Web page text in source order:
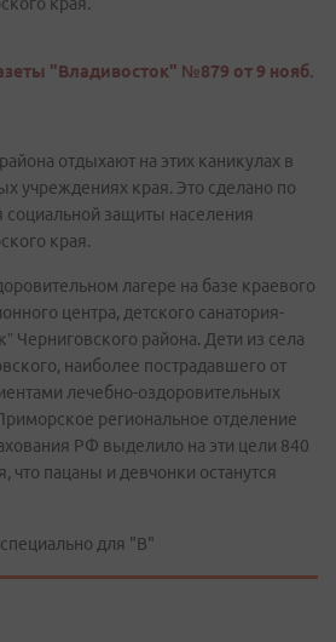
"Владивосток" №879 от 9 нояб.
отдыхают на этих каникулах в
учреждениях края. Это сделано по
социальной защиты населения
края.
лагере на базе краевого
центра, детского санатория-
Черниговского района. Дети из села
наиболее пострадавшего от
лечебно-оздоровительных
региональное отделение
РФ выделило на эти цели 840
что пацаны и девчонки останутся
для "В"